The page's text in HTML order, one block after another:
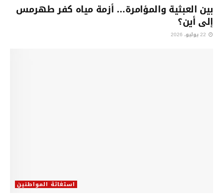
بين العبثية والمؤامرة… أزمة مياه كفر طهرمس
إلى أين؟
استغاثة المواطنين